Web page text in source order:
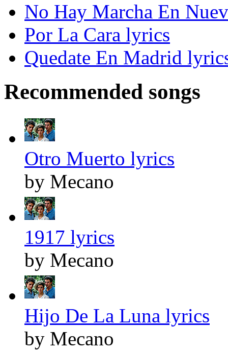
No Hay Marcha En
Por La Cara lyrics
Quedate En Madrid
Recommended songs
Otro Muerto lyrics
by Mecano
1917 lyrics
by Mecano
Hijo De La Luna lyrics
by Mecano